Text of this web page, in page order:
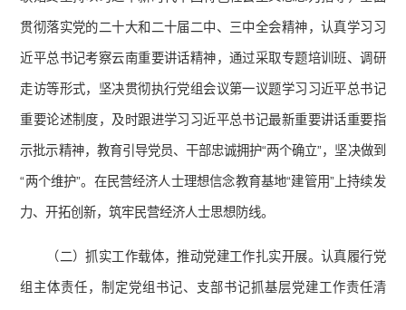
贯彻落实党的二十大和二十届二中、三中全会精神，认真学习习
近平总书记考察云南重要讲话精神，通过采取专题培训班、调研
走访等形式，坚决贯彻执行党组会议第一议题学习习近平总书记
重要论述制度，及时跟进学习习近平总书记最新重要讲话重要指
示批示精神，教育引导党员、干部忠诚拥护“两个确立”，坚决做到
“两个维护”。在民营经济人士理想信念教育基地“建管用”上持续发
力、开拓创新，筑牢民营经济人士思想防线。
（二）抓实工作载体，推动党建工作扎实开展。认真履行党
组主体责任，制定党组书记、支部书记抓基层党建工作责任清